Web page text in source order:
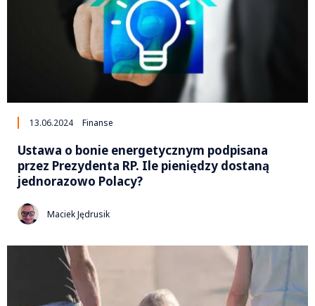
13.06.2024 Finanse
Ustawa o bonie energetycznym podpisana
przez Prezydenta RP. Ile pieniędzy dostaną
jednorazowo Polacy?
Maciek Jędrusik